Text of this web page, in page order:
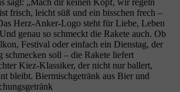
frisch, leicht süß und ein bisschen frech –
Herz‑Anker‑Logo steht für Liebe, Leben
genau so schmeckt die Rakete auch. Ob
Festival oder einfach ein Dienstag, der
schmecken soll – die Rakete liefert
Kiez‑Klassiker, der nicht nur ballert,
bleibt. Biermischgetränk aus Bier und